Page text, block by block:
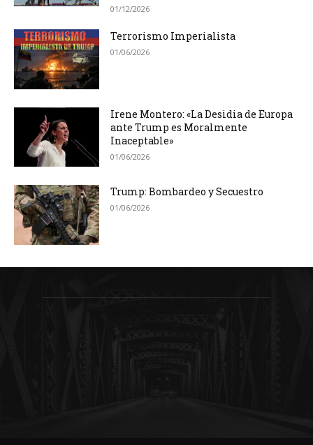
01/12/2026
Terrorismo Imperialista
01/06/2026
Irene Montero: «La Desidia de Europa
ante Trump es Moralmente
Inaceptable»
01/06/2026
Trump: Bombardeo y Secuestro
01/06/2026